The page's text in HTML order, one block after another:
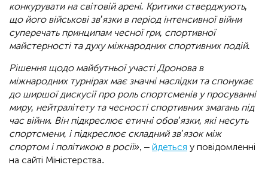
конкурувати на світовій арені. Критики стверджують,
що його військові зв’язки в період інтенсивної війни
суперечать принципам чесної гри, спортивної
майстерності та духу міжнародних спортивних подій.
Рішення щодо майбутньої участі Дронова в
міжнародних турнірах має значні наслідки та спонукає
до ширшої дискусії про роль спортсменів у просуванні
миру, нейтралітету та чесності спортивних змагань під
час війни. Він підкреслює етичні обов’язки, які несуть
спортсмени, і підкреслює складний зв’язок між
спортом і політикою в росії», – йдеться у повідомленні
на сайті Міністерства.